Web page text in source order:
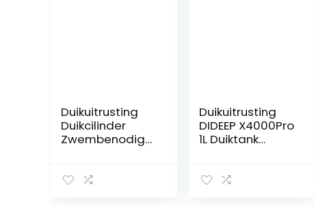
Duikuitrusting
Duikcilinder
Zwembenodigd
Duiken
Duikuitrusting
DIDEEP X4000Pro
1L Duiktank
set